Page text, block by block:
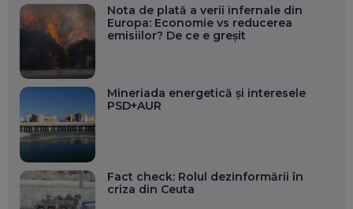
Nota de plată a verii infernale din
Europa: Economie vs reducerea
emisiilor? De ce e greșit
Mineriada energetică și interesele
PSD+AUR
Fact check: Rolul dezinformării în
criza din Ceuta